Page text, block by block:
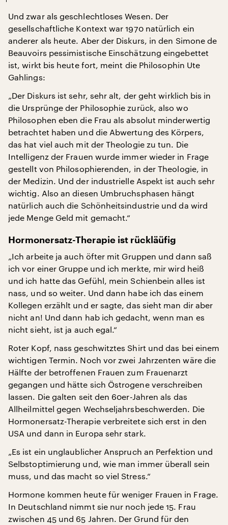
Und zwar als geschlechtloses Wesen. Der
gesellschaftliche Kontext war 1970 natürlich ein
anderer als heute. Aber der Diskurs, in den Simone de
Beauvoirs pessimistische Einschätzung eingebettet
ist, wirkt bis heute fort, meint die Philosophin Ute
Gahlings:
„Der Diskurs ist sehr, sehr alt, der geht wirklich bis in
die Ursprünge der Philosophie zurück, also wo
Philosophen eben die Frau als absolut minderwertig
betrachtet haben und die Abwertung des Körpers,
das hat viel auch mit der Theologie zu tun. Die
Intelligenz der Frauen wurde immer wieder in Frage
gestellt von Philosophierenden, in der Theologie, in
der Medizin. Und der industrielle Aspekt ist auch sehr
wichtig. Also an diesen Umbruchsphasen hängt
natürlich auch die Schönheitsindustrie und da wird
jede Menge Geld mit gemacht.“
Hormonersatz-Therapie ist rückläüfig
„Ich arbeite ja auch öfter mit Gruppen und dann saß
ich vor einer Gruppe und ich merkte, mir wird heiß
und ich hatte das Gefühl, mein Schienbein alles ist
nass, und so weiter. Und dann habe ich das einem
Kollegen erzählt und er sagte, das sieht man dir aber
nicht an! Und dann hab ich gedacht, wenn man es
nicht sieht, ist ja auch egal.“
Roter Kopf, nass geschwitztes Shirt und das bei einem
wichtigen Termin. Noch vor zwei Jahrzenten wäre die
Hälfte der betroffenen Frauen zum Frauenarzt
gegangen und hätte sich Östrogene verschreiben
lassen. Die galten seit den 60er-Jahren als das
Allheilmittel gegen Wechseljahrsbeschwerden. Die
Hormonersatz-Therapie verbreitete sich erst in den
USA und dann in Europa sehr stark.
„Es ist ein unglaublicher Anspruch an Perfektion und
Selbstoptimierung und, wie man immer überall sein
muss, und das macht so viel Stress.“
Hormone kommen heute für weniger Frauen in Frage.
In Deutschland nimmt sie nur noch jede 15. Frau
zwischen 45 und 65 Jahren. Der Grund für den